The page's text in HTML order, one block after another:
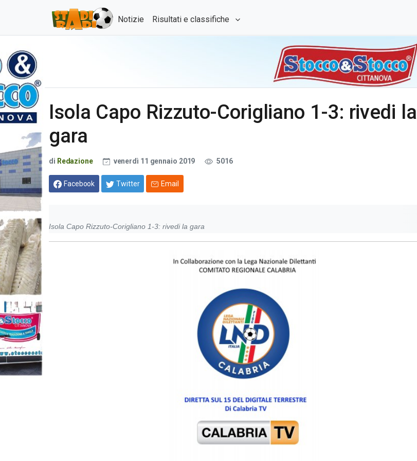
Notizie Risultati e classifiche
Isola Capo Rizzuto-Corigliano 1-3: rivedi la
gara
di Redazione venerdì 11 gennaio 2019 5016
Facebook Twitter Email
Isola Capo Rizzuto-Corigliano 1-3: rivedi la gara